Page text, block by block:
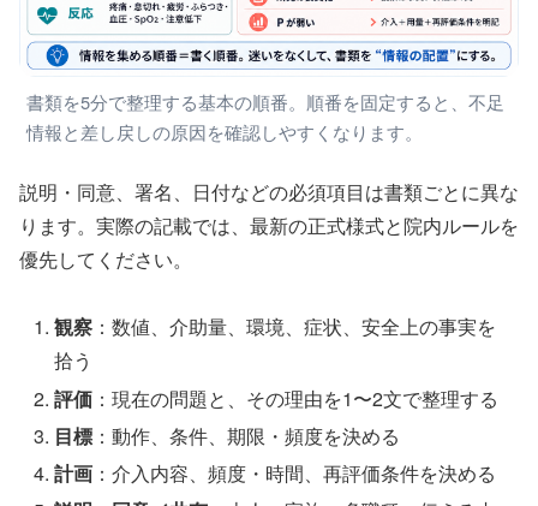
書類を5分で整理する基本の順番。順番を固定すると、不足
情報と差し戻しの原因を確認しやすくなります。
説明・同意、署名、日付などの必須項目は書類ごとに異な
ります。実際の記載では、最新の正式様式と院内ルールを
優先してください。
観察 ：数値、介助量、環境、症状、安全上の事実を
拾う
評価 ：現在の問題と、その理由を1〜2文で整理する
目標 ：動作、条件、期限・頻度を決める
計画 ：介入内容、頻度・時間、再評価条件を決める